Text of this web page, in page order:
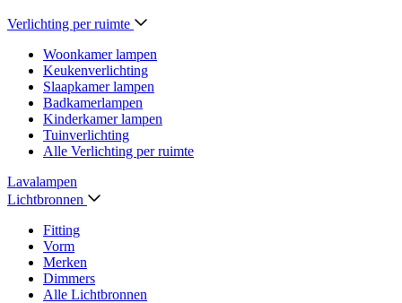
Verlichting per ruimte
Woonkamer lampen
Keukenverlichting
Slaapkamer lampen
Badkamerlampen
Kinderkamer lampen
Tuinverlichting
Alle Verlichting per ruimte
Lavalampen
Lichtbronnen
Fitting
Vorm
Merken
Dimmers
Alle Lichtbronnen